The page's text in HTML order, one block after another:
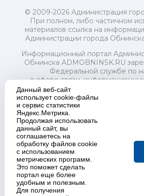
© 2009-2026 Администрация
При полном, либо частичном
материалов ссылка на
Администрации города
Информационный портал
Обнинска ADMOBNINSK.RU
Федеральной службе по
в сфере связи,
и массовых коммуникаций
2018 года.
Свидетельство о регистрации Эл
Учредитель: Администрация
распорядительный орган)
Обнинск". Главный редактор:
Адрес электронной почты
Телефон Редакции: +7 (484)
Настоящий ресурс содержит
Политика в отношении обработки
Данный веб-сайт
использует cookie-файлы
и сервис статистики
Яндекс.Метрика.
Продолжая использовать
данный сайт, вы
соглашаетесь на
обработку файлов cookie
с использованием
метрических программ.
Это поможет сделать
портал еще более
удобным и полезным.
Для получения